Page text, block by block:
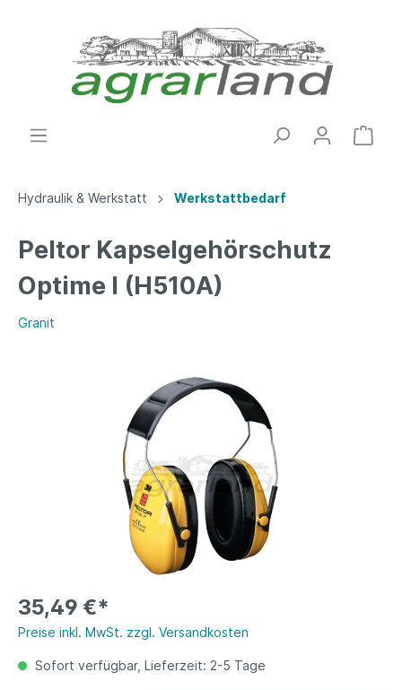
Hydraulik & Werkstatt Werkstattbedarf
Peltor Kapselgehörschutz
Optime I (H510A)
Granit
35,49 €*
Preise inkl. MwSt. zzgl. Versandkosten
Sofort verfügbar, Lieferzeit: 2-5 Tage